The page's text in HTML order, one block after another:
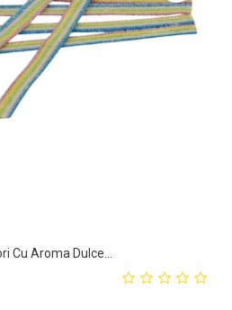
Cu Aroma Dulce...